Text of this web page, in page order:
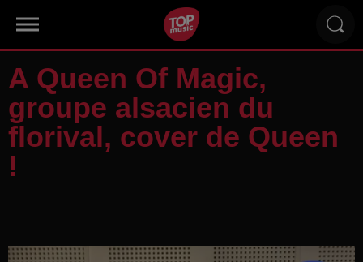
A Queen Of Magic,
groupe alsacien du
florival, cover de Queen
!